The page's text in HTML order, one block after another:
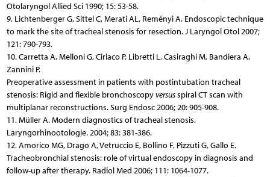
Otolaryngol Allied Sci 1990; 15: 53-58.
9. Lichtenberger G, Sittel C, Merati AL, Reményi A. Endoscopic technique
to mark the site of tracheal stenosis for resection. J Laryngol Otol 2007;
121: 790-793.
10. Carretta A, Melloni G, Ciriaco P, Libretti L, Casiraghi M, Bandiera A,
Zannini P.
Preoperative assessment in patients with postintubation tracheal
stenosis: Rigid and flexible bronchoscopyversusspiral CT scan with
multiplanar reconstructions. Surg Endosc 2006; 20: 905-908.
11. Müller A. Modern diagnostics of tracheal stenosis.
Laryngorhinootologie. 2004; 83: 381-386.
12. Amorico MG, Drago A, Vetruccio E, Bollino F, Pizzuti G, Gallo E.
Tracheobronchial stenosis: role of virtual endoscopy in diagnosis and
follow-up after therapy. Radiol Med 2006; 111: 1064-1077.